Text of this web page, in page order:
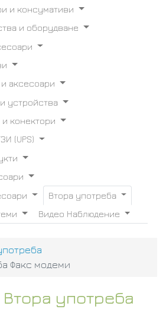
и консумативи
и оборудване
аксесоари
устройства
и конектори
(UPS)
Втора употреба
Видео Наблюдение
Факс модеми
Втора употреба